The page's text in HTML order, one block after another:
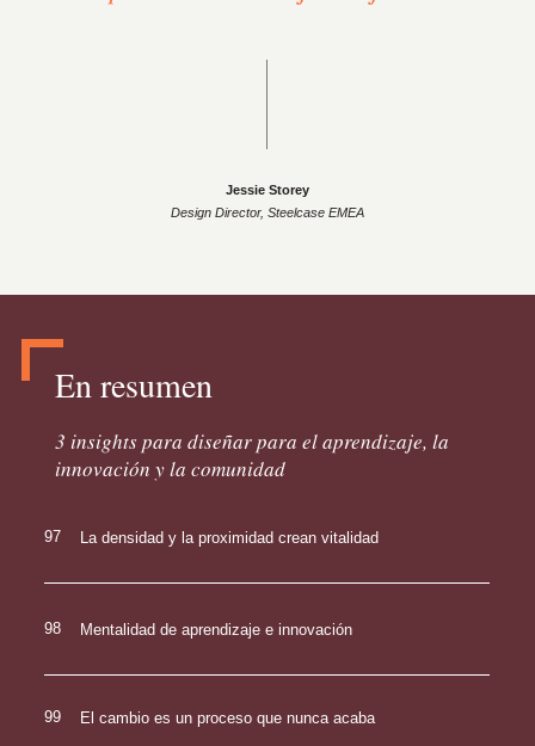
Jessie Storey
Design Director, Steelcase EMEA
99 El cambio es un proceso que nunca acaba
98 Mentalidad de aprendizaje e innovación
97 La densidad y la proximidad crean vitalidad
En resumen
3 insights para diseñar para el aprendizaje, la
innovación y la comunidad